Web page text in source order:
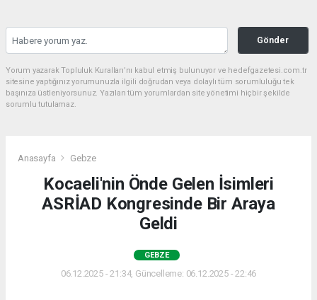
Gönder
Yorum yazarak Topluluk Kuralları’nı kabul etmiş bulunuyor ve hedefgazetesi.com.tr
sitesine yaptığınız yorumunuzla ilgili doğrudan veya dolaylı tüm sorumluluğu tek
başınıza üstleniyorsunuz. Yazılan tüm yorumlardan site yönetimi hiçbir şekilde
sorumlu tutulamaz.
Anasayfa Gebze
Kocaeli'nin Önde Gelen İsimleri
ASRİAD Kongresinde Bir Araya
Geldi
GEBZE
06.12.2025 - 21:34, Güncelleme: 06.12.2025 - 22:46